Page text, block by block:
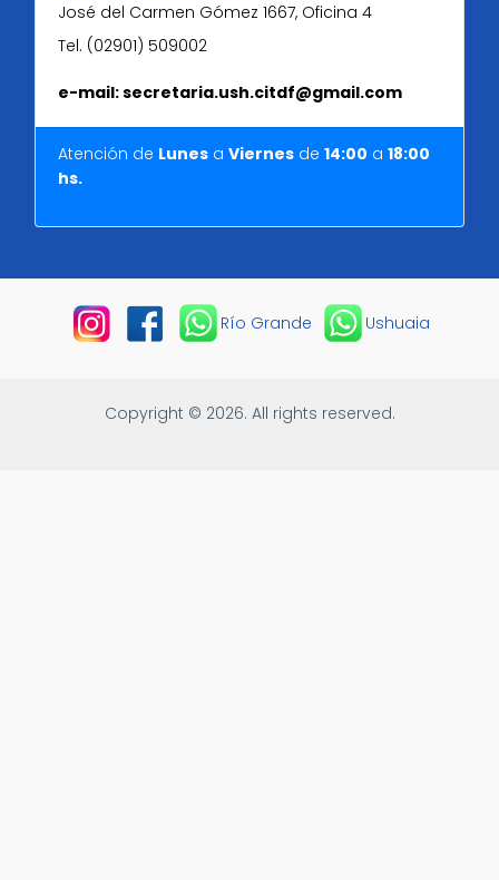
José del Carmen Gómez 1667, Oficina 4
Tel. (02901) 509002
e-mail: secretaria.ush.citdf@gmail.com
Atención de Lunes a Viernes de 14:00 a 18:00
hs.
Río Grande Ushuaia
Copyright © 2026. All rights reserved.